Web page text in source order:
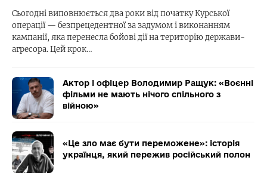
Сьогодні виповнюється два роки від початку Курської
операції — безпрецедентної за задумом і виконанням
кампанії, яка перенесла бойові дії на територію держави-
агресора. Цей крок…
Актор і офіцер Володимир Ращук: «Воєнні
фільми не мають нічого спільного з
війною»
«Це зло має бути переможене»: історія
українця, який пережив російський полон